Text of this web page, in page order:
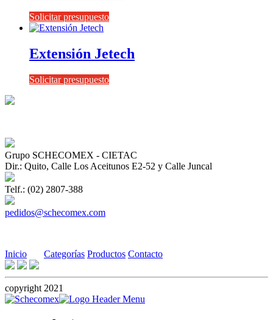
Solicitar presupuesto
Extensión Jetech
Solicitar presupuesto
Grupo SCHECOMEX - CIETAC
Dir.: Quito, Calle Los Aceitunos E2-52 y Calle Juncal
Telf.: (02) 2807-388
pedidos@schecomex.com
Inicio Categorías Productos Contacto
copyright 2021